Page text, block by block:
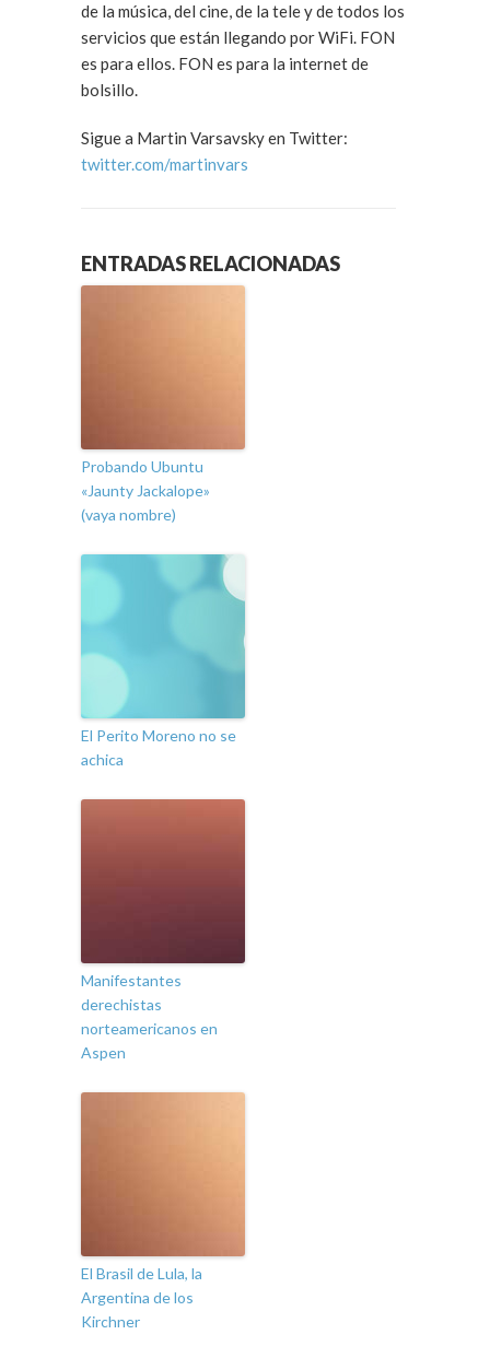
de la música, del cine, de la tele y de todos los
servicios que están llegando por WiFi. FON
es para ellos. FON es para la internet de
bolsillo.
Sigue a Martin Varsavsky en Twitter:
twitter.com/martinvars
ENTRADAS RELACIONADAS
Probando Ubuntu
«Jaunty Jackalope»
(vaya nombre)
El Perito Moreno no se
achica
Manifestantes
derechistas
norteamericanos en
Aspen
El Brasil de Lula, la
Argentina de los
Kirchner